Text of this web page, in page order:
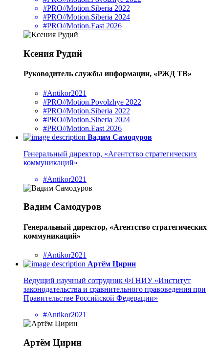
#PRO//Motion.Siberia 2022
#PRO//Motion.Siberia 2024
#PRO//Motion.East 2026
Ксения Рудий
Руководитель службы информации, «РЖД ТВ»
#Antikor2021
#PRO//Motion.Povolzhye 2022
#PRO//Motion.Siberia 2022
#PRO//Motion.Siberia 2024
#PRO//Motion.East 2026
Вадим Самодуров
Генеральный директор, «Агентство стратегических
коммуникаций»
#Antikor2021
Вадим Самодуров
Генеральный директор, «Агентство стратегических
коммуникаций»
#Antikor2021
Артём Цирин
Ведущий научный сотрудник ФГНИУ «Институт
законодательства и сравнительного правоведения при
Правительстве Российской Федерации»
#Antikor2021
Артём Цирин